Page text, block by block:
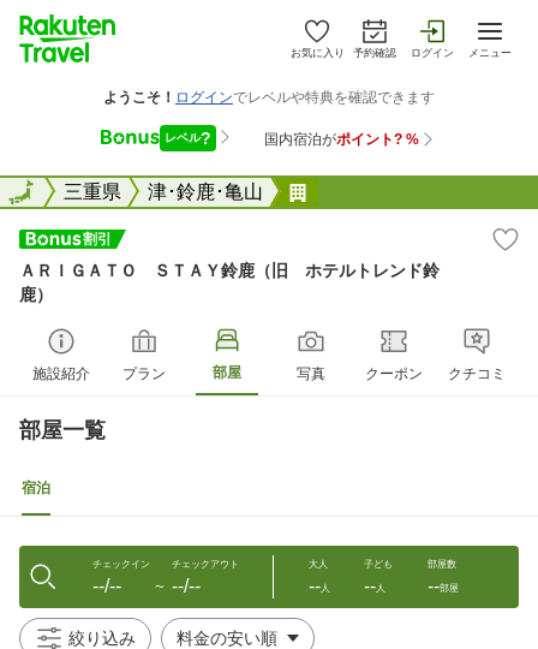
お気に入り 予約確認 ログイン メニュー
全国三重県 津･鈴鹿･亀山
全国
ＡＲＩＧＡＴＯ ＳＴＡＹ鈴鹿（旧 ホテルトレンド鈴
鹿）
施設紹介 プラン 部屋 写真 クーポン クチコミ
部屋一覧
宿泊
チェックイン
--/-- 〜
チェックアウト
--/--
大人
--人
子ども
--人
部屋数
--部屋
絞り込み